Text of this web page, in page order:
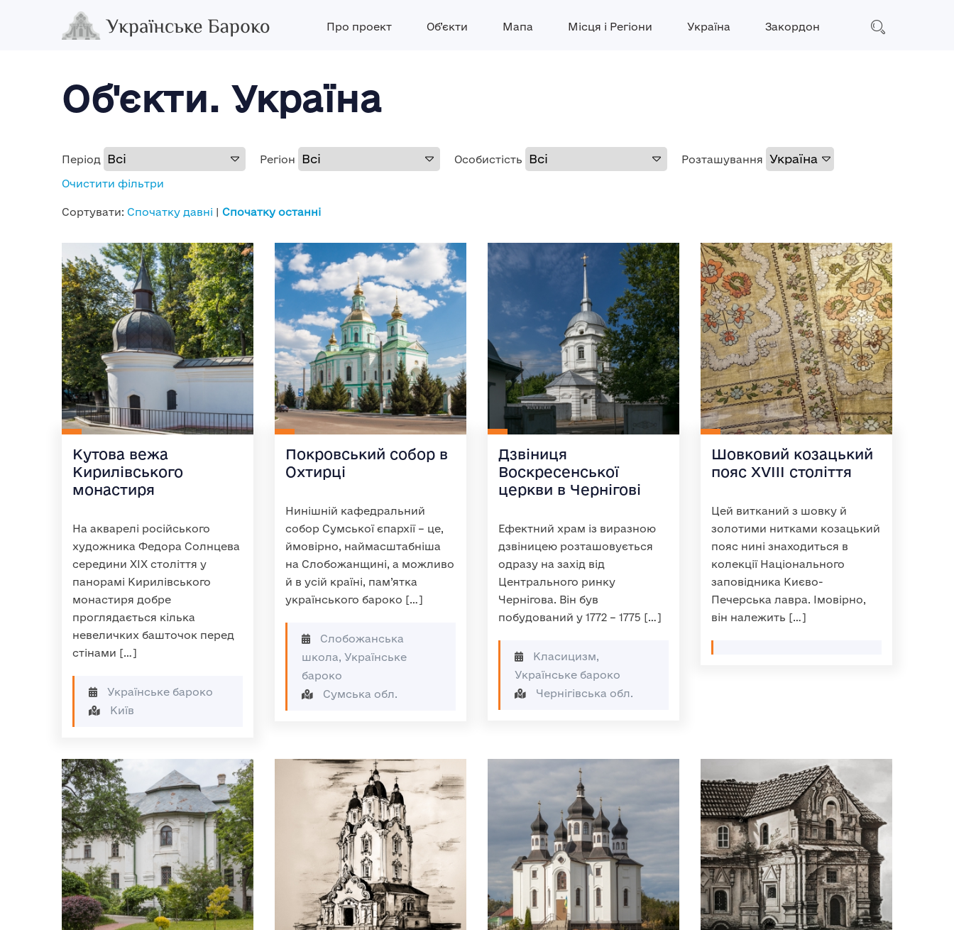
Про проект Об’єкти Мапа Місця і Регіони Україна Закордон
Об'єкти. Україна
Період Регіон Особистість
Розташування
Очистити фільтри
Сортувати: Спочатку давні | Спочатку останні
Кутова вежа
Кирилівського
монастиря
На акварелі російського
художника Федора Солнцева
середини XIX століття у
панорамі Кирилівського
монастиря добре
проглядається кілька
невеличких башточок перед
стінами […]
Українське бароко
Київ
Покровський собор в
Охтирці
Нинішній кафедральний
собор Сумської єпархії – це,
ймовірно, наймасштабніша
на Слобожанщині, а можливо
й в усій країні, пам’ятка
українського бароко […]
Слобожанська
школа, Українське
бароко
Сумська обл.
Дзвіниця
Воскресенської
церкви в Чернігові
Ефектний храм із виразною
дзвіницею розташовується
одразу на захід від
Центрального ринку
Чернігова. Він був
побудований у 1772 – 1775 […]
Класицизм,
Українське бароко
Чернігівська обл.
Шовковий козацький
пояс XVIII століття
Цей витканий з шовку й
золотими нитками козацький
пояс нині знаходиться в
колекції Національного
заповідника Києво-
Печерська лавра. Імовірно,
він належить […]